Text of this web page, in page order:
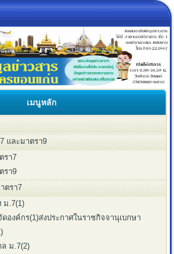
เมนูหลัก
และมาตรา9
รา7
รา9
ตรา7
ม.7(1)
ดองค์กร(1)ส่งประกาศในราชกิจจานุเบกษา
ม.7(2)